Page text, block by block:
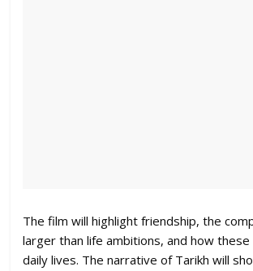
The film will highlight friendship, the
larger than life ambitions, and how these
daily lives. The narrative of Tarikh will